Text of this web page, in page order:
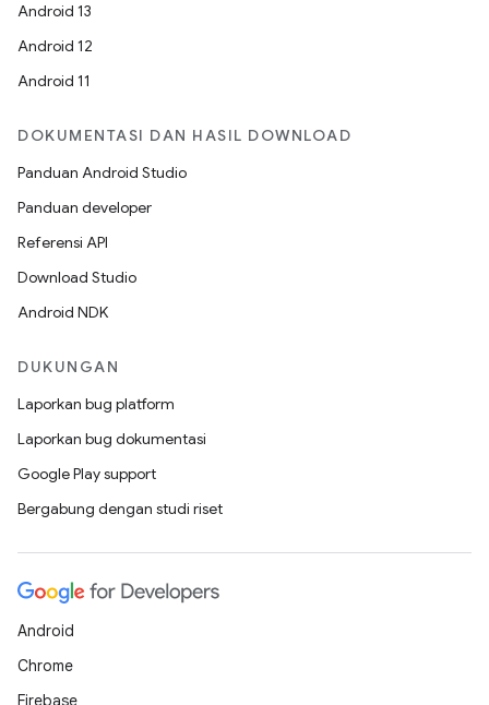
Android 13
Android 12
Android 11
DOKUMENTASI DAN HASIL DOWNLOAD
Panduan Android Studio
Panduan developer
Referensi API
Download Studio
Android NDK
DUKUNGAN
Laporkan bug platform
Laporkan bug dokumentasi
Google Play support
Bergabung dengan studi riset
Android
Chrome
Firebase